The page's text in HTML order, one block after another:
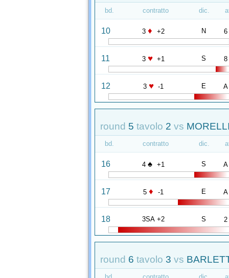
bd. contratto dic.
10 3 ♦ +2 N 6
11 3 ♥ +1 S 8
12 3 ♥ -1 E A
round 5 tavolo 2 vs
bd. contratto dic.
16 4 ♠ +1 S A
17 5 ♦ -1 E A
18 3SA +2 S 2
round 6 tavolo 3 vs